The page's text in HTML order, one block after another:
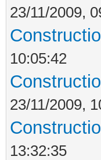
23/11/2009,
10:05:42
23/11/2009,
13:32:35